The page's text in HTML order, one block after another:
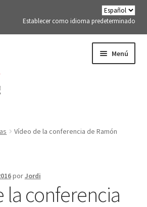
Establecer como idioma predeterminado
Menú
Vídeo de la conferencia de Ramón
porJordi
la conferencia